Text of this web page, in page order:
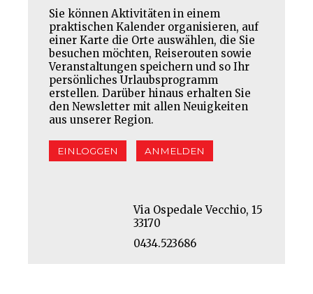
Sie können Aktivitäten in einem
praktischen Kalender organisieren, auf
einer Karte die Orte auswählen, die Sie
besuchen möchten, Reiserouten sowie
Veranstaltungen speichern und so Ihr
persönliches Urlaubsprogramm
erstellen. Darüber hinaus erhalten Sie
den Newsletter mit allen Neuigkeiten
aus unserer Region.
EINLOGGEN ANMELDEN
Via Ospedale Vecchio, 15
33170
0434.523686